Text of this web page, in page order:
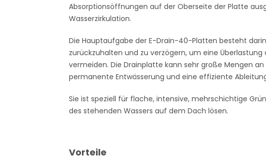
Absorptionsöffnungen auf der Oberseite der Platte
Wasserzirkulation.
Die Hauptaufgabe der E-Drain-40-Platten besteht
zurückzuhalten und zu verzögern, um eine
vermeiden. Die Drainplatte kann sehr große Mengen
permanente Entwässerung und eine effiziente
Sie ist speziell für flache, intensive, mehrschichtige
des stehenden Wassers auf dem Dach lösen.
Vorteile